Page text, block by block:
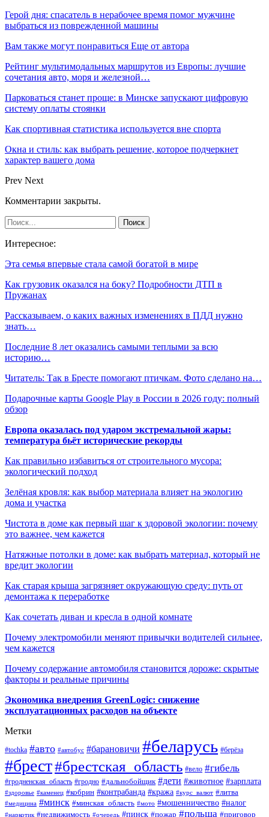
Герой дня: спасатель в нерабочее время помог мужчине
выбраться из поврежденной машины
Вам также могут понравиться Еще от автора
Рейтинг мультимодальных маршрутов из Европы: лучшие
сочетания авто, моря и железной…
Парковаться станет проще: в Минске запускают цифровую
систему оплаты стоянки
Как спортивная статистика используется вне спорта
Окна и стиль: как выбрать решение, которое подчеркнет
характер вашего дома
Prev Next
Комментарии закрыты.
Интересное:
Эта семья впервые стала самой богатой в мире
Как грузовик оказался на боку? Подробности ДТП в
Пружанах
Рассказываем, о каких важных изменениях в ПДД нужно
знать…
Последние 8 лет оказались самыми теплыми за всю
историю…
Читатель: Так в Бресте помогают птичкам. Фото сделано на…
Подарочные карты Google Play в России в 2026 году: полный
обзор
Европа оказалась под ударом экстремальной жары:
температура бьёт исторические рекорды
Как правильно избавиться от строительного мусора:
экологический подход
Зелёная кровля: как выбор материала влияет на экологию
дома и участка
Чистота в доме как первый шаг к здоровой экологии: почему
это важнее, чем кажется
Натяжные потолки в доме: как выбрать материал, который не
вредит экологии
Как старая крыша загрязняет окружающую среду: путь от
демонтажа к переработке
Как сочетать диван и кресла в одной комнате
Почему электромобили меняют привычки водителей сильнее,
чем кажется
Почему содержание автомобиля становится дороже: скрытые
факторы и реальные причины
Экономика внедрения GreenLogic: снижение
эксплуатационных расходов на объекте
Метки
#tochka #авто #автобус #барановичи #беларусь #берёза
#брест#брестская_область #вело #гибель
#гродненская_область #гродно #дальнобойщик #дети #животное #зарплата
#здоровье #каменец #кобрин #контрабанда #кража #курс_валют #литва
#медицина #минск #минская_область #мото #мошенничество #налог
#наркотик #недвижимость #очередь #пинск #пожар #польша #приговор